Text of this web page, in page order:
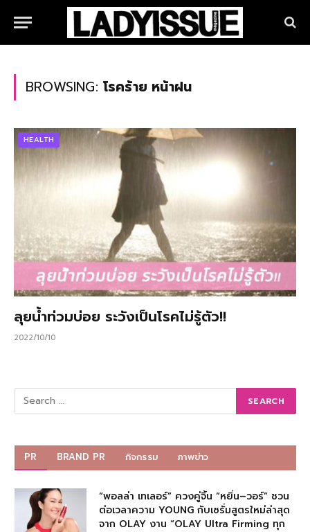
BROWSING: โรคร้าย หน้าฝน
HEALTH
ลุยน้ำท่วมบ่อย ระวังเป็นโรคไม่รู้ตัว!!
2022/10/10
PR BRAND PR กิจกรรม ภาพข่าว
“พอลล่า เทเลอร์” ควงคู่จิ้น “หยิ่น–วอร์” ชวน
ต่อเวลาความ YOUNG กับเซรั่มสูตรใหม่ล่าสุด
จาก OLAY งาน “OLAY Ultra Firming ทุก